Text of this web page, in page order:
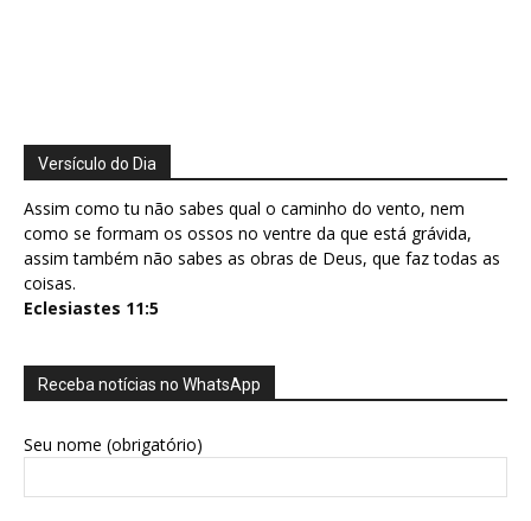
Versículo do Dia
Assim como tu não sabes qual o caminho do vento, nem
como se formam os ossos no ventre da que está grávida,
assim também não sabes as obras de Deus, que faz todas as
coisas.
Eclesiastes 11:5
Receba notícias no WhatsApp
Seu nome (obrigatório)